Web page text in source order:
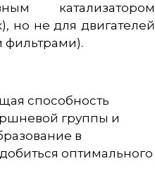
катализатором
но не для двигателей
фильтрами).
способность
группы и
в
оптимального